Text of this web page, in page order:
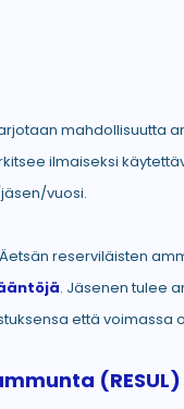
mahdollisuutta
ilmaiseksi
vuosi.
reserviläisten
. Jäsenen tulee
että voimassa
(RESUL)